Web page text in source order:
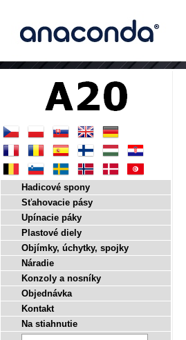
Hadicové spony
Sťahovacie pásy
Upínacie páky
Plastové diely
Objímky, úchytky, spojky
Náradie
Konzoly a nosníky
Objednávka
Kontakt
Na stiahnutie